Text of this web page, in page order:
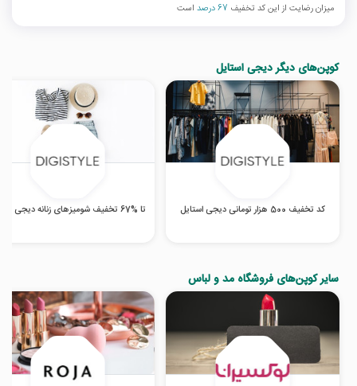
میزان رضایت از این کد تخفیف 67 درصد است
کوپن‌های دیگر دیجی استایل
کد تخفیف 500 هزار تومانی دیجی استایل تا %67 تخفیف شومیزهای زنانه دیجی استایل
سایر کوپن‌های فروشگاه مد و لباس